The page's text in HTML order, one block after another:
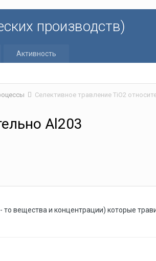
производств)
Активность
Селективное травление TiO2
Al203
вещества и концентрации) которые